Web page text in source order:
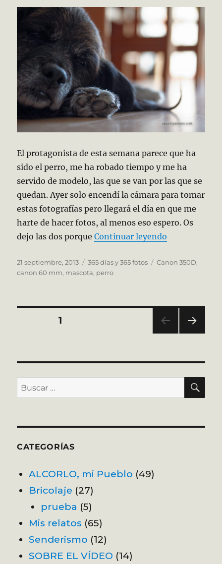
El protagonista de esta semana parece que ha
sido el perro, me ha robado tiempo y me ha
servido de modelo, las que se van por las que se
quedan. Ayer solo encendí la cámara para tomar
estas fotografías pero llegará el día en que me
harte de hacer fotos, al menos eso espero. Os
dejo las dos porqueContinuar leyendo
Publicado
el
21 septiembre, 2013 Categorías
365 días y 365 fotos Etiquetas
Canon 350D,
canon 60 mm, mascota, perro
Paginación
entradas
PÁGINA1
NA
Buscar
por:
CATEGORÍAS
ALCORLO, mi Pueblo (49)
Bricolaje (27)
prueba (5)
Mis relatos (65)
Senderismo (12)
SOBRE EL VÍDEO (14)